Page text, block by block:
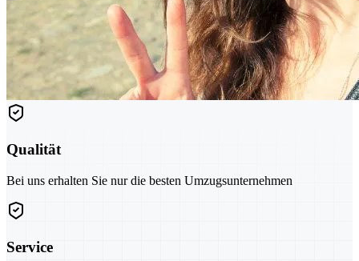
Qualität
Bei uns erhalten Sie nur die besten Umzugsunternehmen
Service